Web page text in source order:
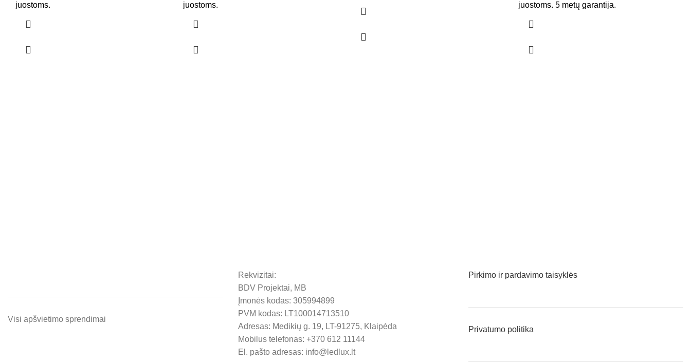
juostoms.
juostoms.
juostoms. 5 metų garantija.
Visi apšvietimo sprendimai
Rekvizitai:
BDV Projektai, MB
Įmonės kodas: 305994899
PVM kodas: LT100014713510
Adresas: Medikių g. 19, LT-91275, Klaipėda
Mobilus telefonas: +370 612 11144
El. pašto adresas: info@ledlux.lt
Pirkimo ir pardavimo taisyklės
Privatumo politika